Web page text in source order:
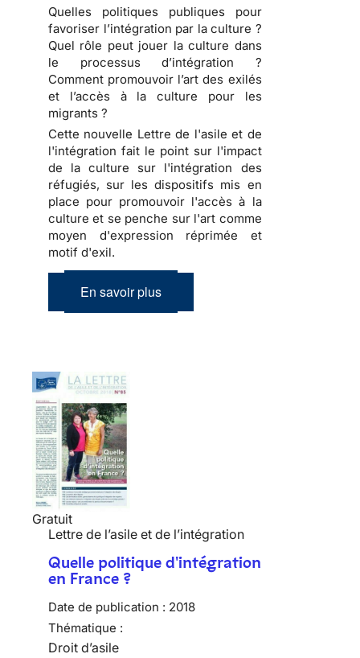
Quelles politiques publiques pour
favoriser l’intégration par la culture ?
Quel rôle peut jouer la culture dans
le processus d’intégration ?
Comment promouvoir l’art des exilés
et l’accès à la culture pour les
migrants ?
Cette nouvelle Lettre de l'asile et de
l'intégration fait le point sur l'impact
de la culture sur l'intégration des
réfugiés, sur les dispositifs mis en
place pour promouvoir l'accès à la
culture et se penche sur l'art comme
moyen d'expression réprimée et
motif d'exil.
En savoir plus
Gratuit
Lettre de l’asile et de l’intégration
Quelle politique d'intégration
en France ?
Date de publication : 2018
Thématique :
Droit d’asile